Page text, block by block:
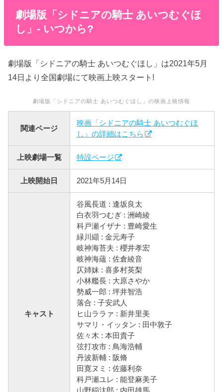
劇場版「シドニアの騎士 あいつむぐほ
し」- いつから?
劇場版「シドニアの騎士 あいつむぐほし」は2021年5月
14日より全国劇場にて映画上映スタート!
劇場版「シドニアの騎士 あいつむぐほし」の映画上映情報
関連ページ
映画「シドニアの騎士 あいつむぐほ
し」の詳細はこちら
上映劇場一覧 特設ページ
上映開始日 2021年5月14日
キャスト
谷風長道 : 逢坂良太
白衣羽つむぎ : 洲崎綾
科戸瀬イザナ : 豊崎愛生
緑川纈 : 金元寿子
岐神海苔夫 : 櫻井孝宏
岐神海蘊 : 佐倉綾音
仄姉妹 : 喜多村英梨
小林艦長 : 大原さやか
勢威一郎 : 坪井智浩
落合 : 子安武人
ヒ山ララァ : 新井里美
サマリ・イッタン : 田中敦子
佐々木 : 本田貴子
弦打攻市 : 鳥海浩輔
丹波新輔 : 阪脩
田寛ヌミ : 佐藤利奈
科戸瀬ユレ : 能登麻美子